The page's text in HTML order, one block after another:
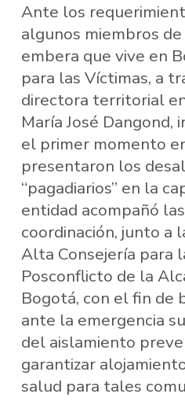
Ante los
algunos miembros
embera que vive en
para las Víctimas, a
directora territorial
María José Dangond,
el primer momento
presentaron los
“pagadiarios” en la
entidad acompañó
coordinación, junto a
Alta Consejería para
Posconflicto de la
Bogotá, con el fin de
ante la emergencia
del aislamiento
garantizar
salud para tales